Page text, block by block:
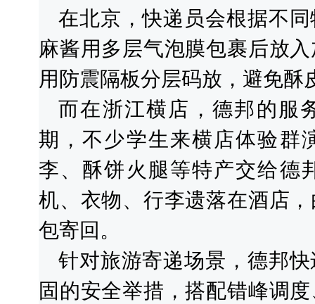
在北京，快递员会根据不
麻酱用多层气泡膜包裹后放
用防震隔板分层码放，避免酥
而在浙江横店，德邦的服
期，不少学生来横店体验群
李、酥饼火腿等特产交给德
机、衣物、行李遗落在酒店
包寄回。
针对旅游寄递场景，德邦
固的安全举措，搭配错峰调